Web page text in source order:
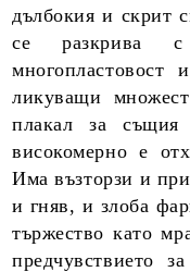
дълбокия и скрит
се разкрива с
ликуващи
плакал за същия
високомерно е
Има възторзи и
и гняв, и злоба
тържество като
предчувствието